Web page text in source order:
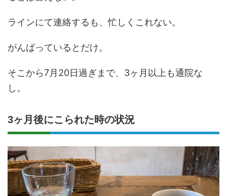
ラインにて連絡するも、忙しくこれない。
がんばっているとだけ。
そこから7月20日過ぎまで、3ヶ月以上も通院な
し。
3ヶ月後にこられた時の状況